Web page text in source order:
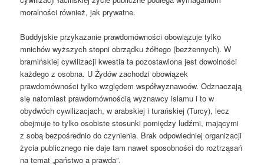
moralności również, jak prywatne.
Buddyjskie przykazanie prawdomówności obowiązuje tylko
mnichów wyższych stopni obrządku żółtego (bezżennych). W
bramińskiej cywilizacji kwestia ta pozostawiona jest dowolności
każdego z osobna. U Żydów zachodzi obowiązek
prawdomówności tylko względem współwyznawców. Odznaczają
się natomiast prawdomównością wyznawcy islamu i to w
obydwóch cywilizacjach, w arabskiej i turańskiej (Turcy), lecz
obejmuje to tylko osobiste stosunki pomiędzy ludźmi, mającymi
z sobą bezpośrednio do czynienia. Brak odpowiedniej organizacji
życia publicznego nie daje tam nawet sposobności do roztrząsań
na temat „państwo a prawda”.